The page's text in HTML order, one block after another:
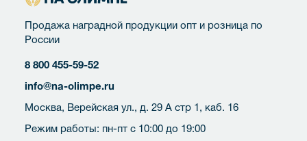
Продажа наградной продукции опт и розница по
России
8 800 455-59-52
info@na-olimpe.ru
Москва, Верейская ул., д. 29 А стр 1, каб. 16
Режим работы: пн-пт с 10:00 до 19:00